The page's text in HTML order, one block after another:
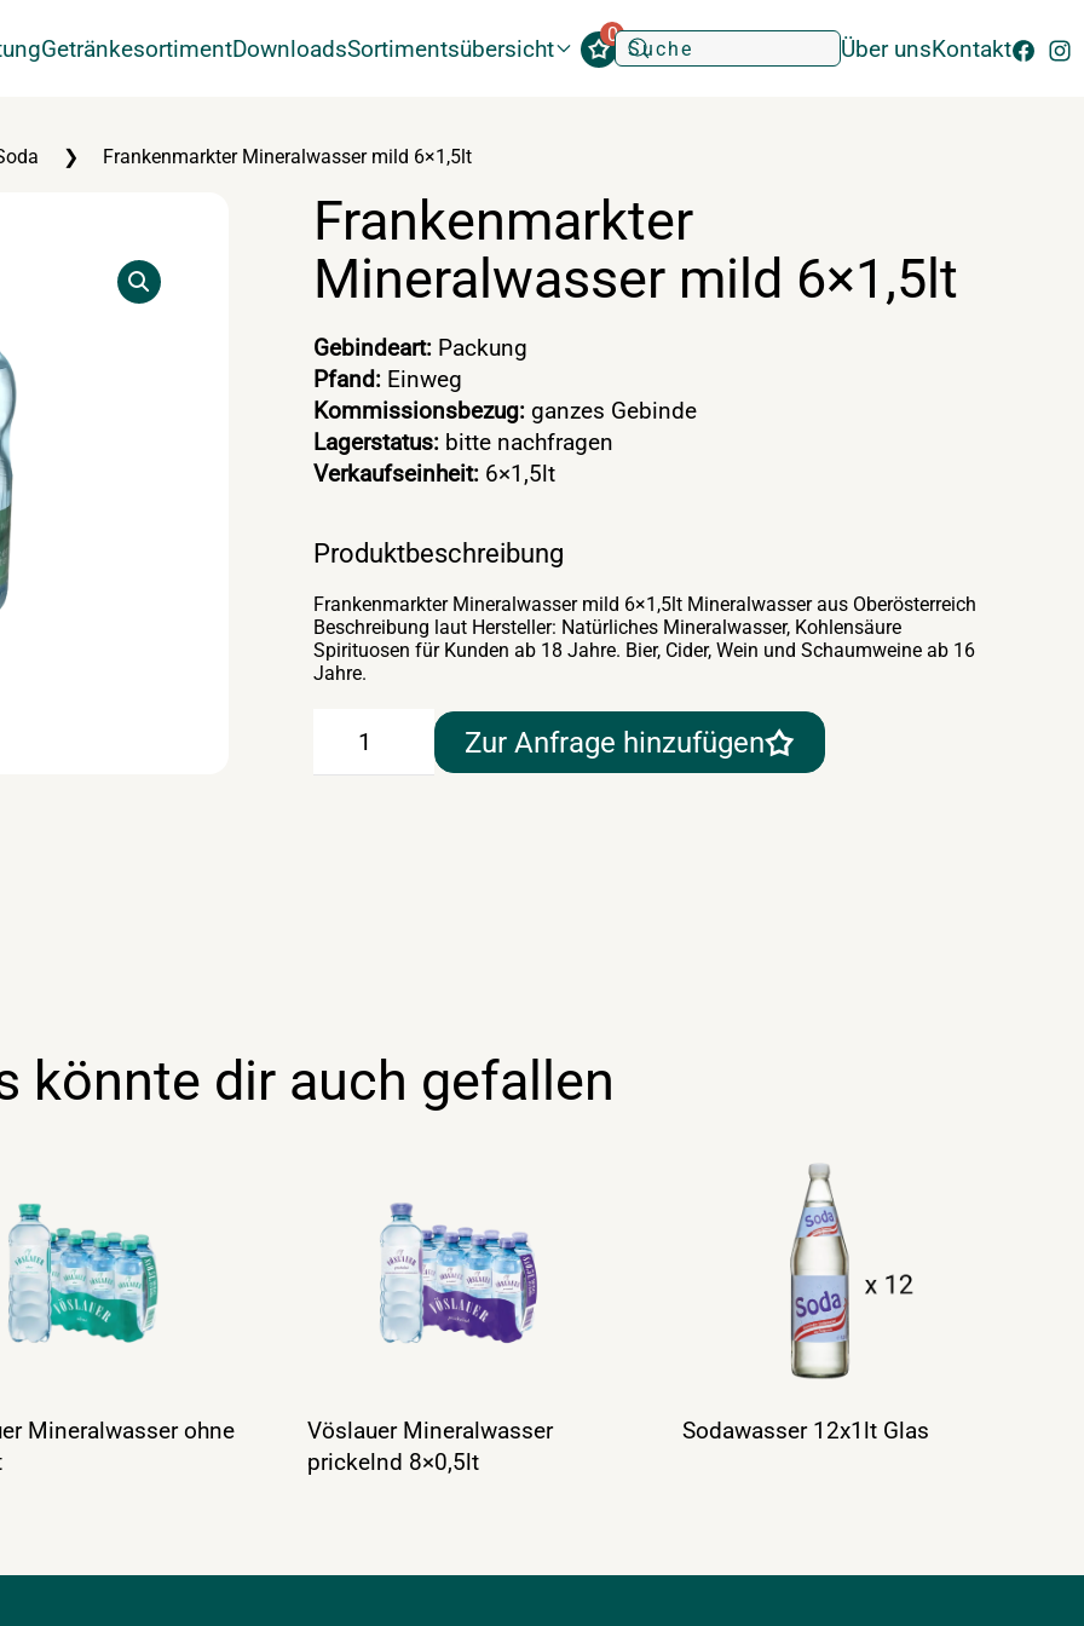
GetränkesortimentDownloadsSortimentsübersicht
0
Über unsKontakt
Frankenmarkter Mineralwasser mild 6×1,5lt
Frankenmarkter
Mineralwasser mild 6×1,5lt
Gebindeart: Packung
Pfand: Einweg
Kommissionsbezug: ganzes Gebinde
Lagerstatus: bitte nachfragen
Verkaufseinheit: 6×1,5lt
Produktbeschreibung
Frankenmarkter Mineralwasser mild 6×1,5lt Mineralwasser aus Oberösterreich
Beschreibung laut Hersteller: Natürliches Mineralwasser, Kohlensäure
Spirituosen für Kunden ab 18 Jahre. Bier, Cider, Wein und Schaumweine ab 16
Jahre.
Frankenmarkter
Mineralwasser
Zur Anfrage hinzufügen
könnte dir auch gefallen
Mineralwasser ohne
Vöslauer Mineralwasser
prickelnd 8×0,5lt
Sodawasser 12x1lt Glas